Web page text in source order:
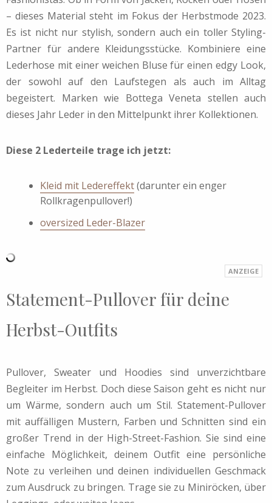
– dieses Material steht im Fokus der Herbstmode 2023.
Es ist nicht nur stylish, sondern auch ein toller Styling-
Partner für andere Kleidungsstücke. Kombiniere eine
Lederhose mit einer weichen Bluse für einen edgy Look,
der sowohl auf den Laufstegen als auch im Alltag
begeistert. Marken wie Bottega Veneta stellen auch
dieses Jahr Leder in den Mittelpunkt ihrer Kollektionen.
Diese 2 Lederteile trage ich jetzt:
Kleid mit Ledereffekt(darunter ein enger
Rollkragenpullover!)
oversized Leder-Blazer
Statement-Pullover für deine
Herbst-Outfits
Pullover, Sweater und Hoodies sind unverzichtbare
Begleiter im Herbst. Doch diese Saison geht es nicht nur
um Wärme, sondern auch um Stil. Statement-Pullover
mit auffälligen Mustern, Farben und Schnitten sind ein
großer Trend in der High-Street-Fashion. Sie sind eine
einfache Möglichkeit, deinem Outfit eine persönliche
Note zu verleihen und deinen individuellen Geschmack
zum Ausdruck zu bringen. Trage sie zu Miniröcken, über